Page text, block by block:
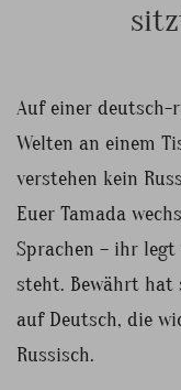
Auf einer deutsch-
Welten an einem
verstehen kein
Euer Tamada
Sprachen – ihr
steht. Bewährt hat
auf Deutsch, die
Russisch.